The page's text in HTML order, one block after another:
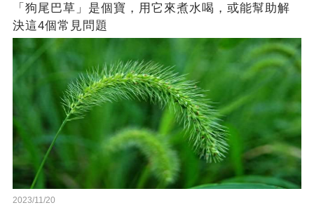
「狗尾巴草」是個寶，用它來煮水喝，或能幫助解
決這4個常見問題
2023/11/20